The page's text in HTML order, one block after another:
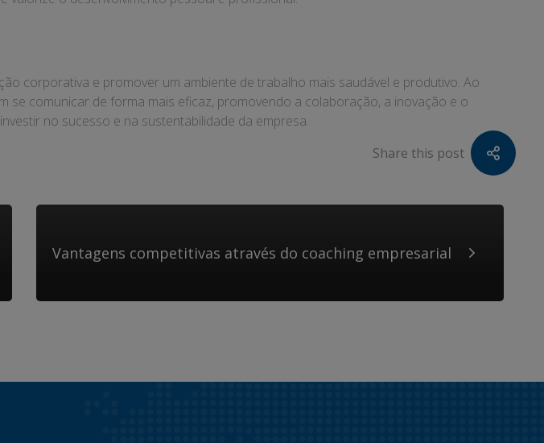
corporativa e promover um ambiente de trabalho mais saudável e produtivo. Ao
se comunicar de forma mais eficaz, promovendo a colaboração, a inovação e o
no sucesso e na sustentabilidade da empresa.
Share this post
Vantagens competitivas através do coaching empresarial